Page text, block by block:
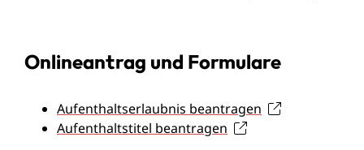
Onlineantrag und Formulare
Aufenthaltserlaubnis beantragen
Aufenthaltstitel beantragen